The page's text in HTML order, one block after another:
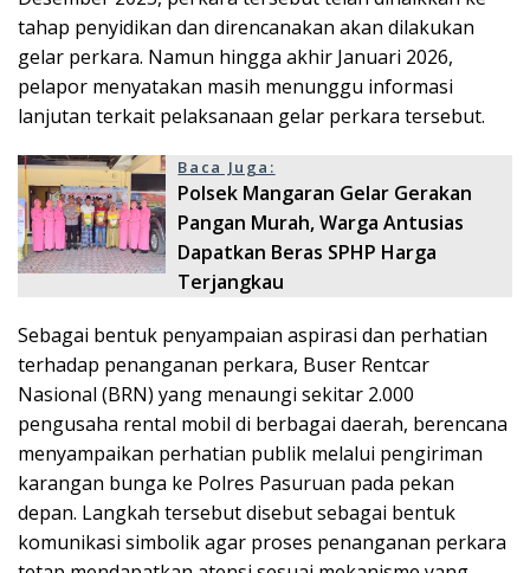
tahap penyidikan dan direncanakan akan dilakukan
gelar perkara. Namun hingga akhir Januari 2026,
pelapor menyatakan masih menunggu informasi
lanjutan terkait pelaksanaan gelar perkara tersebut.
Baca Juga:
Polsek Mangaran Gelar Gerakan
Pangan Murah, Warga Antusias
Dapatkan Beras SPHP Harga
Terjangkau
Sebagai bentuk penyampaian aspirasi dan perhatian
terhadap penanganan perkara, Buser Rentcar
Nasional (BRN) yang menaungi sekitar 2.000
pengusaha rental mobil di berbagai daerah, berencana
menyampaikan perhatian publik melalui pengiriman
karangan bunga ke Polres Pasuruan pada pekan
depan. Langkah tersebut disebut sebagai bentuk
komunikasi simbolik agar proses penanganan perkara